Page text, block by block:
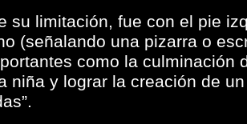
limitación, fue con el pie
(señalando una pizarra o
como la culminación
niña y lograr la creación de